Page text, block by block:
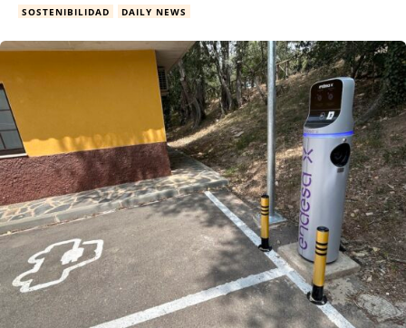
SOSTENIBILIDAD DAILY NEWS